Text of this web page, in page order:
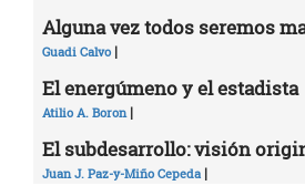
Alguna vez todos seremos
Guadi Calvo |
El energúmeno y el estadista
Atilio A. Boron |
El subdesarrollo: visión
Juan J. Paz-y-Miño Cepeda |